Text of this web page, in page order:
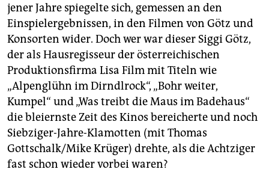
jener Jahre spiegelte sich, gemessen an den
Einspielergebnissen, in den Filmen von Götz und
Konsorten wider. Doch wer war dieser Siggi Götz,
der als Hausregisseur der österreichischen
Produktionsfirma Lisa Film mit Titeln wie
„Alpenglühn im Dirndlrock“, „Bohr weiter,
Kumpel“ und „Was treibt die Maus im Badehaus“
die bleiernste Zeit des Kinos bereicherte und noch
Siebziger-Jahre-Klamotten (mit Thomas
Gottschalk/Mike Krüger) drehte, als die Achtziger
fast schon wieder vorbei waren?